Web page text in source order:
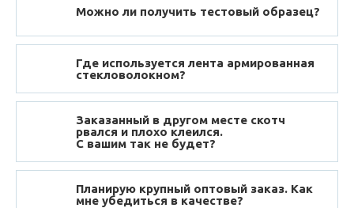
Можно ли получить тестовый образец?
Где используется лента армированная
стекловолокном?
Заказанный в другом месте скотч
рвался и плохо клеился.
С вашим так не будет?
Планирую крупный оптовый заказ. Как
мне убедиться в качестве?